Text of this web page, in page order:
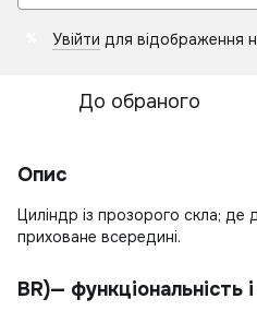
Увійти для відображення
До обраного
Опис
Циліндр із прозорого скла; де
приховане всередині.
BR)— функціональність